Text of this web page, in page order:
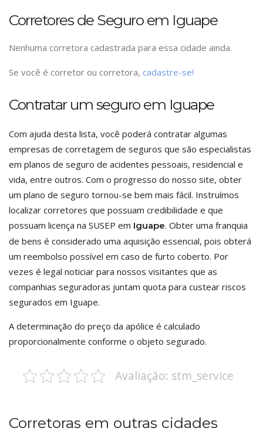
Corretores de Seguro em Iguape
Nenhuma corretora cadastrada para essa cidade ainda.
Se você é corretor ou corretora, cadastre-se!
Contratar um seguro em Iguape
Com ajuda desta lista, você poderá contratar algumas
empresas de corretagem de seguros que são especialistas
em planos de seguro de acidentes pessoais, residencial e
vida, entre outros. Com o progresso do nosso site, obter
um plano de seguro tornou-se bem mais fácil. Instruímos
localizar corretores que possuam credibilidade e que
possuam licença na SUSEP em Iguape. Obter uma franquia
de bens é considerado uma aquisição essencial, pois obterá
um reembolso possível em caso de furto coberto. Por
vezes é legal noticiar para nossos visitantes que as
companhias seguradoras juntam quota para custear riscos
segurados em Iguape.
A determinação do preço da apólice é calculado
proporcionalmente conforme o objeto segurado.
Avaliação: stm_service
Corretoras em outras cidades